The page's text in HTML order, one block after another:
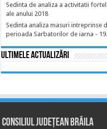
Sedinta de analiza a activitatii
ale anului 2018
Sedinta analiza masuri intreprinse
perioada Sarbatorilor de iarna -
Ultimele actualizări
Consiliul Județean Brăila